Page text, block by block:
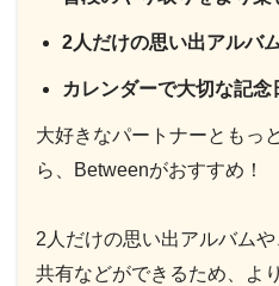
2人だけの思い出アルバ
カレンダーで大切な記
大好きなパートナーともっ
ら、Betweenがおすすめ！
2人だけの思い出アルバム
共有などができるため、よ